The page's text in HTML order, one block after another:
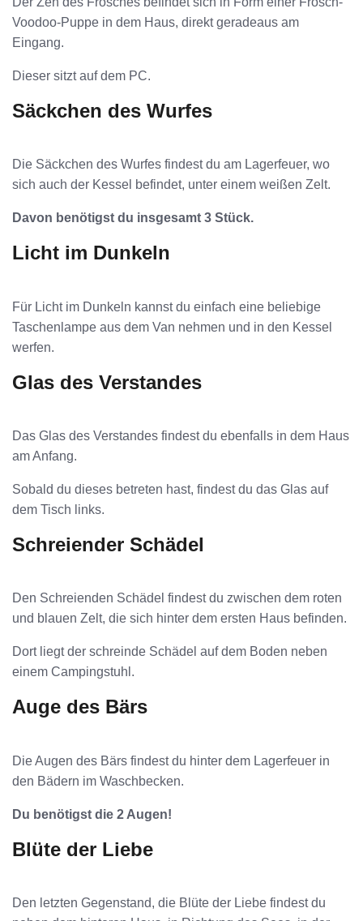
Voodoo-Puppe in dem Haus, direkt geradeaus am
Eingang.
Dieser sitzt auf dem PC.
Säckchen des Wurfes
Die Säckchen des Wurfes findest du am Lagerfeuer, wo
sich auch der Kessel befindet, unter einem weißen Zelt.
Davon benötigst du insgesamt 3 Stück.
Licht im Dunkeln
Für Licht im Dunkeln kannst du einfach eine beliebige
Taschenlampe aus dem Van nehmen und in den Kessel
werfen.
Glas des Verstandes
Das Glas des Verstandes findest du ebenfalls in dem Haus
am Anfang.
Sobald du dieses betreten hast, findest du das Glas auf
dem Tisch links.
Schreiender Schädel
Den Schreienden Schädel findest du zwischen dem roten
und blauen Zelt, die sich hinter dem ersten Haus befinden.
Dort liegt der schreinde Schädel auf dem Boden neben
einem Campingstuhl.
Auge des Bärs
Die Augen des Bärs findest du hinter dem Lagerfeuer in
den Bädern im Waschbecken.
Du benötigst die 2 Augen!
Blüte der Liebe
Den letzten Gegenstand, die Blüte der Liebe findest du